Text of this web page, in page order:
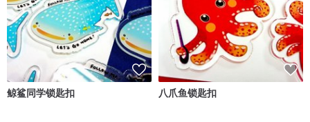
鲸鲨同学锁匙扣 八爪鱼锁匙扣